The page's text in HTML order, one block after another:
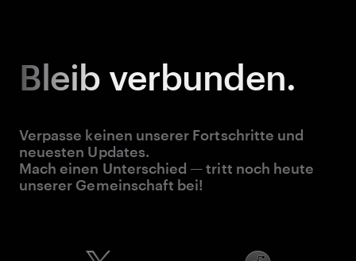
Bleib verbunden.
Verpasse keinen unserer Fortschritte und
neuesten Updates.
Mach einen Unterschied — tritt noch heute
unserer Gemeinschaft bei!